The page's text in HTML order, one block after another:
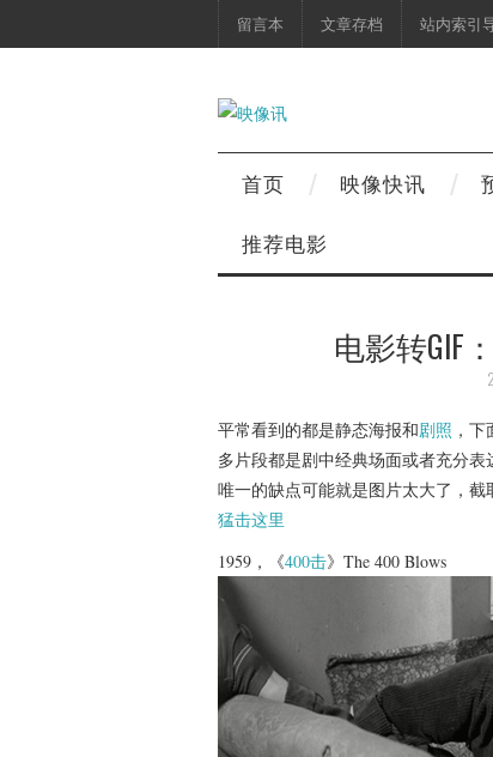
留言本 文章存档 站内索引
首页 映像快讯
推荐电影
电影转GIF
平常看到的都是静态海报和剧照 ，
多片段都是剧中经典场面或者充分表
唯一的缺点可能就是图片太大了，
猛击这里
1959，《400击》The 400 Blows